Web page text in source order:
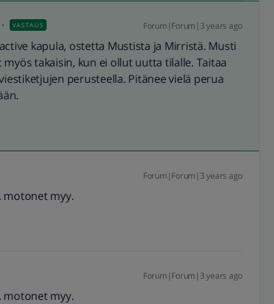
VASTAUS Forum|Forum|3 years ago
kapula, ostetta Mustista ja Mirristä. Musti
takaisin, kun ei ollut uutta tilalle. Taitaa
perusteella. Pitänee vielä perua
Forum|Forum|3 years ago
motonet myy.
Forum|Forum|3 years ago
motonet myy.